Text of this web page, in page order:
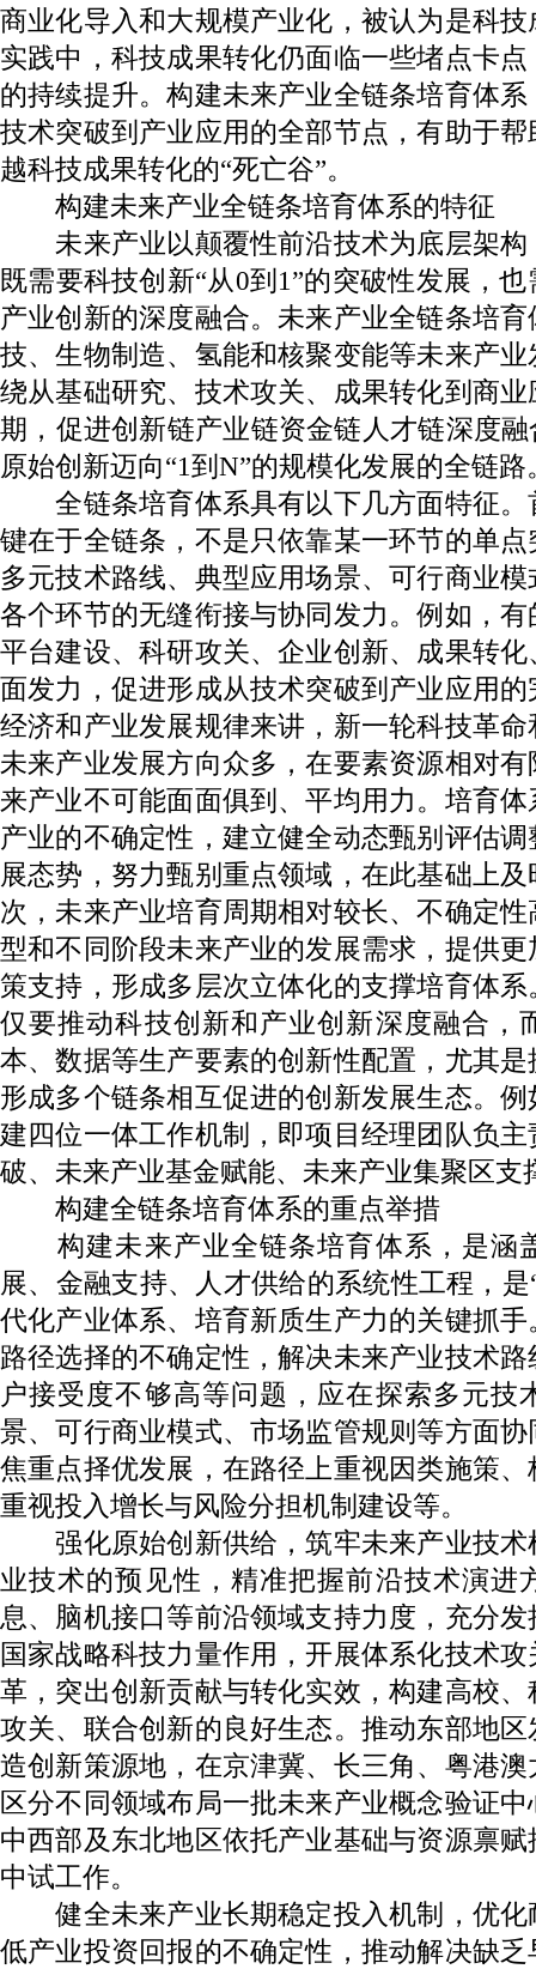
商业化导入和大规模产业化，被认为是科
实践中，科技成果转化仍面临一些堵点卡
的持续提升。构建未来产业全链条培育体
技术突破到产业应用的全部节点，有助于
越科技成果转化的“死亡谷”。
构建未来产业全链条培育体系的特征
未来产业以颠覆性前沿技术为底层架构
既需要科技创新“从0到1”的突破性发展，
产业创新的深度融合。未来产业全链条培
技、生物制造、氢能和核聚变能等未来产
绕从基础研究、技术攻关、成果转化到商
期，促进创新链产业链资金链人才链深度融
原始创新迈向“1到N”的规模化发展的全链路
全链条培育体系具有以下几方面特征。
键在于全链条，不是只依靠某一环节的单
多元技术路线、典型应用场景、可行商业
各个环节的无缝衔接与协同发力。例如，
平台建设、科研攻关、企业创新、成果转
面发力，促进形成从技术突破到产业应用
经济和产业发展规律来讲，新一轮科技革
未来产业发展方向众多，在要素资源相对
来产业不可能面面俱到、平均用力。培育
产业的不确定性，建立健全动态甄别评估
展态势，努力甄别重点领域，在此基础上
次，未来产业培育周期相对较长、不确定
型和不同阶段未来产业的发展需求，提供
策支持，形成多层次立体化的支撑培育体
仅要推动科技创新和产业创新深度融合，
本、数据等生产要素的创新性配置，尤其
形成多个链条相互促进的创新发展生态。
建四位一体工作机制，即项目经理团队负
破、未来产业基金赋能、未来产业集聚区支
构建全链条培育体系的重点举措
构建未来产业全链条培育体系，是涵
展、金融支持、人才供给的系统性工程，
代化产业体系、培育新质生产力的关键抓
路径选择的不确定性，解决未来产业技术
户接受度不够高等问题，应在探索多元技
景、可行商业模式、市场监管规则等方面
焦重点择优发展，在路径上重视因类施策
重视投入增长与风险分担机制建设等。
强化原始创新供给，筑牢未来产业技术
业技术的预见性，精准把握前沿技术演进
息、脑机接口等前沿领域支持力度，充分
国家战略科技力量作用，开展体系化技术
革，突出创新贡献与转化实效，构建高校
攻关、联合创新的良好生态。推动东部地
造创新策源地，在京津冀、长三角、粤港
区分不同领域布局一批未来产业概念验证
中西部及东北地区依托产业基础与资源禀
中试工作。
健全未来产业长期稳定投入机制，优化
低产业投资回报的不确定性，推动解决缺